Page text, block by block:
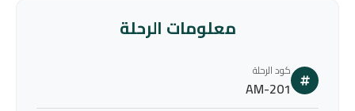
معلومات الرحلة
كود الرحلة
AM-201